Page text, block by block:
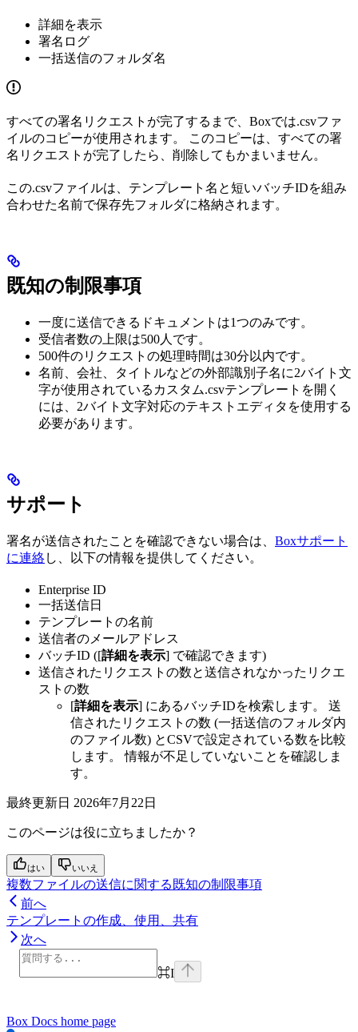
詳細を表示
署名ログ
一括送信のフォルダ名
すべての署名リクエストが完了するまで、Boxでは.csvファ
イルのコピーが使用されます。 このコピーは、すべての署
名リクエストが完了したら、削除してもかまいません。
この.csvファイルは、テンプレート名と短いバッチIDを組み
合わせた名前で保存先フォルダに格納されます。
既知の制限事項
一度に送信できるドキュメントは1つのみです。
受信者数の上限は500人です。
500件のリクエストの処理時間は30分以内です。
名前、会社、タイトルなどの外部識別子名に2バイト文
字が使用されているカスタム.csvテンプレートを開く
には、2バイト文字対応のテキストエディタを使用する
必要があります。
サポート
署名が送信されたことを確認できない場合は、 Boxサポート
に連絡し、以下の情報を提供してください。
Enterprise ID
一括送信日
テンプレートの名前
送信者のメールアドレス
バッチID ([詳細を表示] で確認できます)
送信されたリクエストの数と送信されなかったリクエ
ストの数
[詳細を表示] にあるバッチIDを検索します。 送
信されたリクエストの数 (一括送信のフォルダ内
のファイル数) とCSVで設定されている数を比較
します。 情報が不足していないことを確認しま
す。
最終更新日 2026年7月22日
このページは役に立ちましたか？
はい いいえ
複数ファイルの送信に関する既知の制限事項
前へ
テンプレートの作成、使用、共有
次へ
⌘I
Box Docs home page